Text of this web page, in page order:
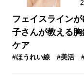
フェイスライン
子さんが教える
ケア
#ほうれい線 #美活